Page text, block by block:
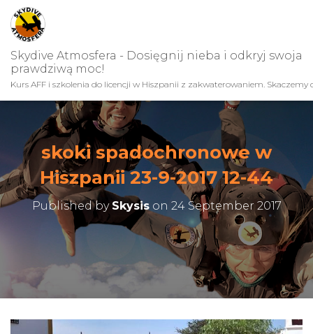
Skydive Atmosfera - Dosięgnij nieba i odkryj swoja
prawdziwą moc!
Kurs AFF i szkolenia do licencji w Hiszpanii z zakwaterowaniem. Skaczemy
skoki spadochronowe w
Hiszpanii 23-9-2017 12-44
Published by Skysison 24 September 2017